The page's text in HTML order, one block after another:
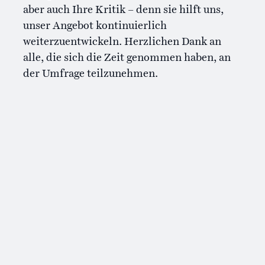
aber auch Ihre Kritik – denn sie hilft uns,
unser Angebot kontinuierlich
weiterzuentwickeln. Herzlichen Dank an
alle, die sich die Zeit genommen haben, an
der Umfrage teilzunehmen.